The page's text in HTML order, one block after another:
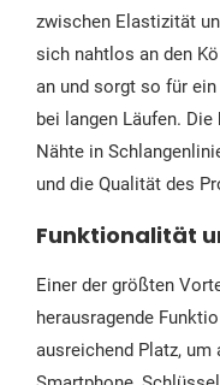
zwischen Elastizität
sich nahtlos an den
an und sorgt so für
bei langen Läufen.
Nähte in
und die Qualität des
Funktionalität
Einer der größten
herausragende
ausreichend Platz,